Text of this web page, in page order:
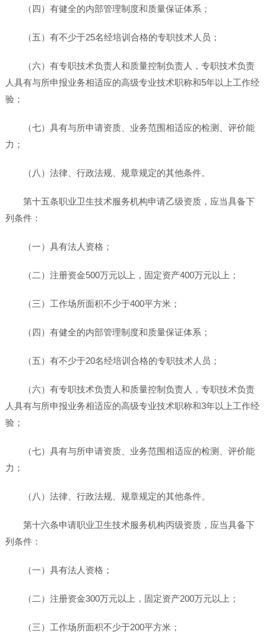
（四）有健全的内部管理制度和质量保证体系；
（五）有不少于25名经培训合格的专职技术人员；
（六）有专职技术负责人和质量控制负责人，专职技术负责
人具有与所申报业务相适应的高级专业技术职称和5年以上工作经
验；
（七）具有与所申请资质、业务范围相适应的检测、评价能
力；
（八）法律、行政法规、规章规定的其他条件。
第十五条职业卫生技术服务机构申请乙级资质，应当具备下
列条件：
（一）具有法人资格；
（二）注册资金500万元以上，固定资产400万元以上；
（三）工作场所面积不少于400平方米；
（四）有健全的内部管理制度和质量保证体系；
（五）有不少于20名经培训合格的专职技术人员；
（六）有专职技术负责人和质量控制负责人，专职技术负责
人具有与所申报业务相适应的高级专业技术职称和3年以上工作经
验；
（七）具有与所申请资质、业务范围相适应的检测、评价能
力；
（八）法律、行政法规、规章规定的其他条件。
第十六条申请职业卫生技术服务机构丙级资质，应当具备下
列条件：
（一）具有法人资格；
（二）注册资金300万元以上，固定资产200万元以上；
（三）工作场所面积不少于200平方米；